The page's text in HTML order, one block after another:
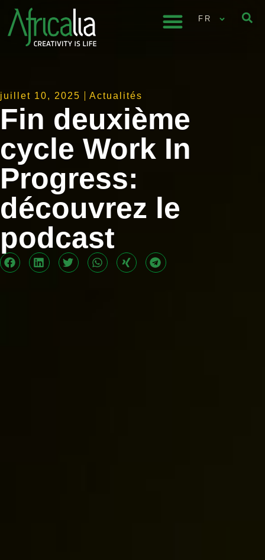
FR
juillet 10, 2025 Actualités
Fin deuxième
cycle Work In
Progress:
découvrez le
podcast